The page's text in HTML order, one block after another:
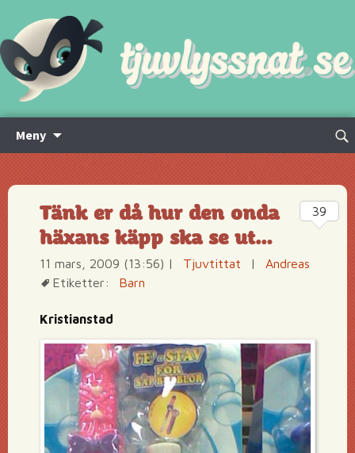
Meny
innehåll
Sök
Tänk er då hur den onda
häxans käpp ska se ut…
11 mars, 2009 (13:56) | Tjuvtittat |
Andreas
Etiketter:
Barn
Kristianstad
39